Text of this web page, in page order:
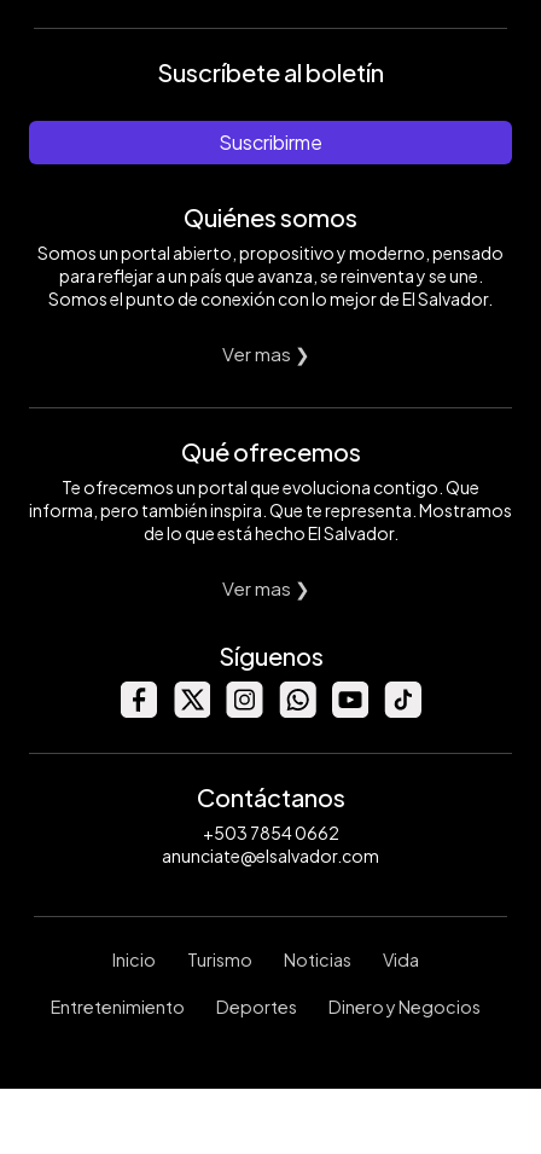
Suscríbete al boletín
Suscribirme
Quiénes somos
Somos un portal abierto, propositivo y moderno, pensado
para reflejar a un país que avanza, se reinventa y se une.
Somos el punto de conexión con lo mejor de El Salvador.
Ver mas ❯
Qué ofrecemos
Te ofrecemos un portal que evoluciona contigo. Que
informa, pero también inspira. Que te representa. Mostramos
de lo que está hecho El Salvador.
Ver mas ❯
Síguenos
Contáctanos
+503 7854 0662
anunciate@elsalvador.com
Inicio Turismo Noticias Vida
Entretenimiento Deportes Dinero y Negocios